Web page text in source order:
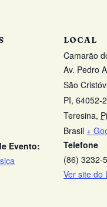
Evento:
LOCAL
Camarão
Av. Pedro
São
PI, 64052-
Teresina,
Brasil +
Telefone
(86) 3232-
Ver site do